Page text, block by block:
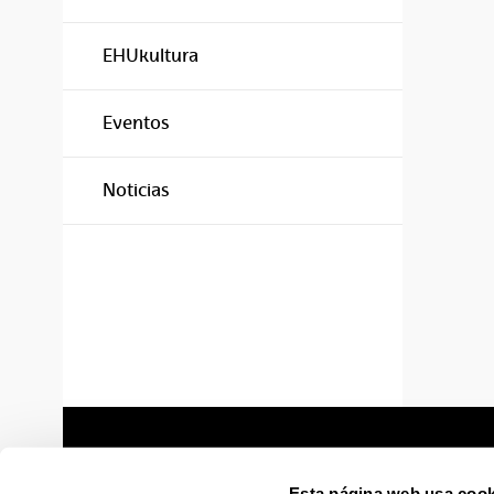
EHUkultura
Eventos
Noticias